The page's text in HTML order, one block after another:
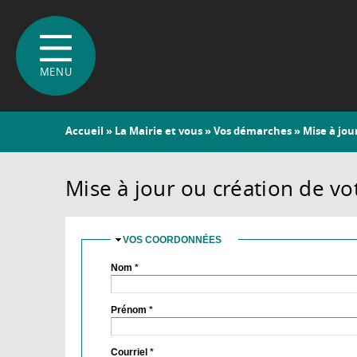
Vous
êtes
Accueil » La Mairie et vous»Vos démarches» Mise à
Mise à jour ou création de
MASQUER
VOS COORDONNÉES
Nom*
Prénom*
Courriel*